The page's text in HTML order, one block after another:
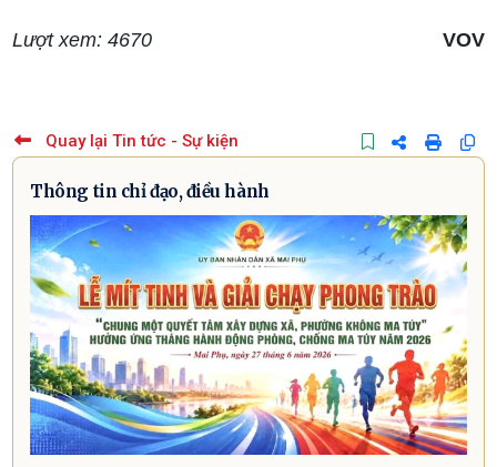
Lượt xem: 4670 VOV
Quay lại Tin tức - Sự kiện
Thông tin chỉ đạo, điều hành